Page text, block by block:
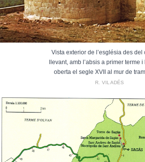
Vista exterior de l’església des del
llevant, amb l’absis a primer terme
oberta el segle XVII al mur de
R. VILADÉS